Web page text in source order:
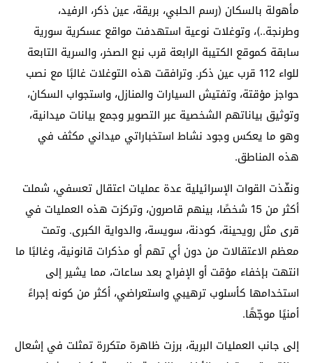
مأهولة بالسكان (رسم الحلبي، بريقة، عين ذكر، الرفيد،
وطرنجة..)، وتوغلات نوعية استهدفت مواقع عسكرية سورية
سابقة كموقع الكتيبة الرابعة قرب نبع الصخر، والسرية التابعة
للواء 112 قرب عين ذكر. وترافقت هذه التوغلات غالبًا مع نصب
حواجز مؤقتة، وتفتيش السيارات والمنازل، واستجواب السكان،
وتوثيق بياناتهم الشخصية عبر التصوير وجمع بيانات ميدانية،
وهو ما يعكس وجود نشاط استخباراتي ميداني مكثف في
هذه المناطق.
ونفّذت القوات الإسرائيلية عدة عمليات اعتقال تعسفي، شملت
أكثر من 15 شخصًا، بينهم قاصرون، وتركزت هذه العمليات في
قرى مثل رويحينة، كودنة، سويسة، والدواية الكبرى. وتمت
معظم الاعتقالات من دون أي تهم أو مذكرات قانونية، وغالبًا ما
انتهت بإخفاء مؤقت أو الإفراج بعد ساعات، مما يشير إلى
استخدامها كأسلوب ترهيبي واستعراضي، أكثر من كونه إجراءً
أمنيًا موجّهًا.
إلى جانب العمليات البرية، برزت ظاهرة متكررة تمثلت في إشعال